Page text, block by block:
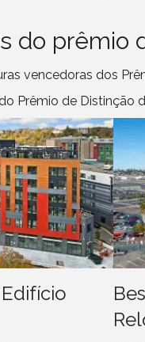
do prêmio
vencedoras dos
Prêmio de Distinção